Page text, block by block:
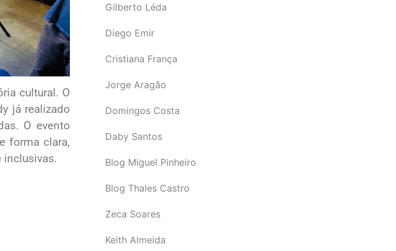
cultural. O
já realizado
O evento
forma clara,
inclusivas.
Gilberto Léda
Diego Emir
Cristiana França
Jorge Aragão
Domingos Costa
Daby Santos
Blog Miguel Pinheiro
Blog Thales Castro
Zeca Soares
Keith Almeida